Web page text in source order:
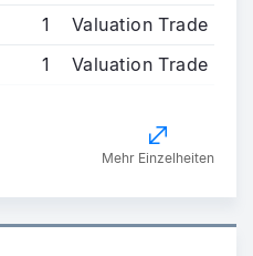
1
Valuation Trade
1 Valuation Trade
Mehr Einzelheiten